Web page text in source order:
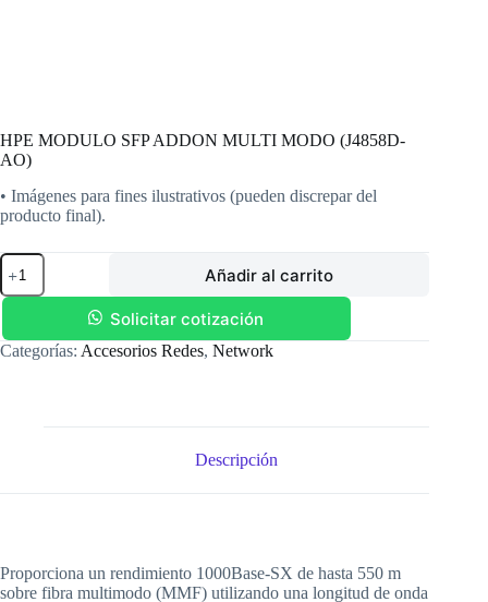
HPE MODULO SFP ADDON MULTI MODO (J4858D-
AO)
• Imágenes para fines ilustrativos (pueden discrepar del
producto final).
HPE
MODULO
SFP
MULTI
MODO
Añadir al carrito
Solicitar cotización
Categorías: Accesorios Redes, Network
Descripción
Proporciona un rendimiento 1000Base-SX de hasta 550 m
sobre fibra multimodo (MMF) utilizando una longitud de onda